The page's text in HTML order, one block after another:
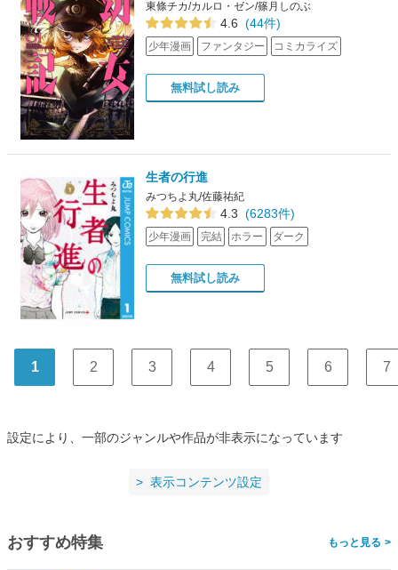
東條チカ/カルロ・ゼン/篠月しのぶ
4.6 (44件)
少年漫画 ファンタジー コミカライズ
無料試し読み
生者の行進
みつちよ丸/佐藤祐紀
4.3 (6283件)
少年漫画 完結 ホラー ダーク
無料試し読み
1 2 3 4 5 6 7
設定により、一部のジャンルや作品が非表示になっています
表示コンテンツ設定
おすすめ特集 >